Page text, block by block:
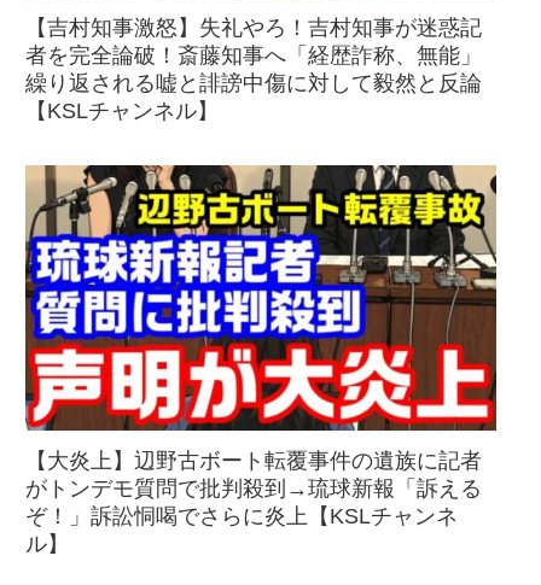
【吉村知事激怒】失礼やろ！吉村知事が迷惑記
者を完全論破！斎藤知事へ「経歴詐称、無能」
繰り返される嘘と誹謗中傷に対して毅然と反論
【KSLチャンネル】
【大炎上】辺野古ボート転覆事件の遺族に記者
がトンデモ質問で批判殺到→琉球新報「訴える
ぞ！」訴訟恫喝でさらに炎上【KSLチャンネ
ル】